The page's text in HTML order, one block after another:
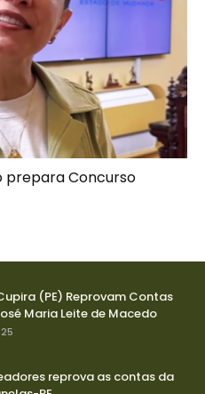
prepara Concurso
(PE) Reprovam Contas
Maria Leite de Macedo
reprova as contas da